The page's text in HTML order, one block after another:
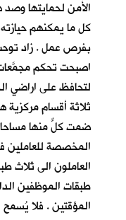
الأمن لحمايتها
كل ما يمكنهم
بفرص عمل . زاد
اصبحت تحكم
لتحافظ على اراضي
ثلاثة أقسام مركزية
ضمت كلٌّ منها
المخصصة
العاملون الى ثلاث
طبقات الموظفين
المؤقتين . فلا